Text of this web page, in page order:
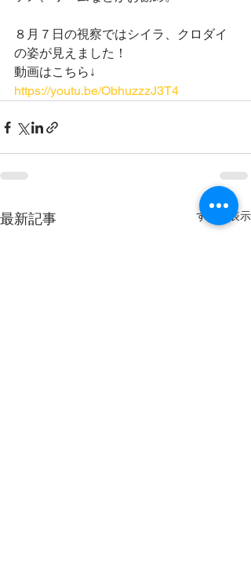
８月７日の視察ではシイラ、クロダイ
の姿が見えました！
動画はこちら↓
https://youtu.be/ObhuzzzJ3T4
最新記事 すべて表示